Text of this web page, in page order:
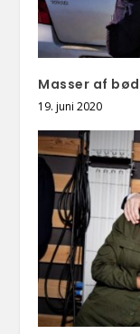
Masser af
19. juni 2020